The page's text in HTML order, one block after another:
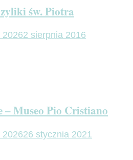
św. Piotra
20262 sierpnia 2016
Museo Pio Cristiano
202626 stycznia 2021